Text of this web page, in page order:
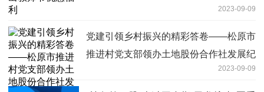
2023-09-09
党建引领乡村振兴的精彩答卷——松原市
推进村党支部领办土地股份合作社发展纪
2023-09-09